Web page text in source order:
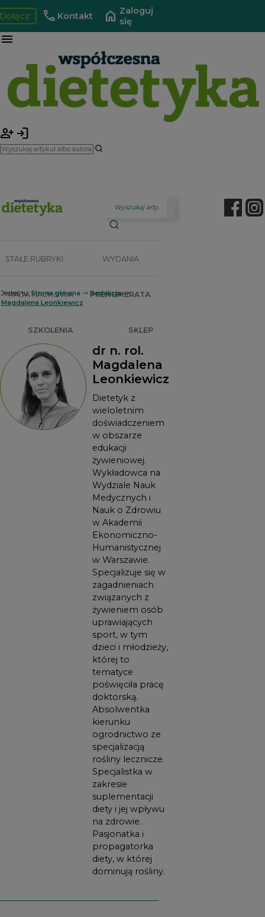
call Kontakt home Zaloguj
się
menu
person_add login
STAŁE RUBRYKI WYDANIA
RADA NAUKOWA PRENUMERATA
SZKOLENIA SKLEP
Jesteś tu:Strona główna -> Redakcja->
Magdalena Leonkiewicz
dr n. rol.
Magdalena
Leonkiewicz
Dietetyk z
wieloletnim
doświadczeniem
w obszarze
edukacji
żywieniowej.
Wykładowca na
Wydziale Nauk
Medycznych i
Nauk o Zdrowiu
w Akademii
Ekonomiczno-
Humanistycznej
w Warszawie.
Specjalizuje się w
zagadnieniach
związanych z
żywieniem osób
uprawiających
sport, w tym
dzieci i młodzieży,
której to
tematyce
poświęciła pracę
doktorską.
Absolwentka
kierunku
ogrodnictwo ze
specjalizacją
rośliny lecznicze.
Specjalistka w
zakresie
suplementacji
diety i jej wpływu
na zdrowie.
Pasjonatka i
propagatorka
diety, w której
dominują rośliny.